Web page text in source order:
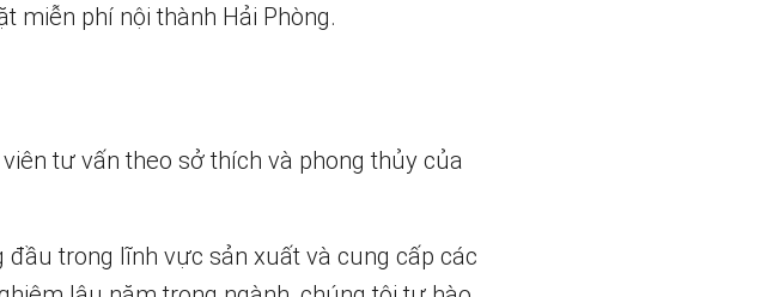
miễn phí nội thành Hải Phòng.
tư vấn theo sở thích và phong thủy của
trong lĩnh vực sản xuất và cung cấp các